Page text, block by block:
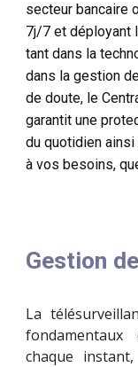
secteur bancaire
7j/7 et déployant
tant dans la
dans la gestion
de doute, le
garantit une
du quotidien ainsi
à vos besoins,
Gestion
La
chaque